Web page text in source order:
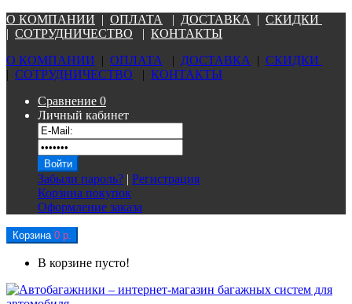
О КОМПАНИИ | ОПЛАТА | ДОСТАВКА | СКИДКИ
| СОТРУДНИЧЕСТВО | КОНТАКТЫ
О КОМПАНИИ | ОПЛАТА | ДОСТАВКА | СКИДКИ
| СОТРУДНИЧЕСТВО | КОНТАКТЫ
Сравнение 0
Личный кабинет
Забыли пароль? | Регистрация
Корзина покупок
Оформление заказа
Корзина 0 р.
В корзине пусто!